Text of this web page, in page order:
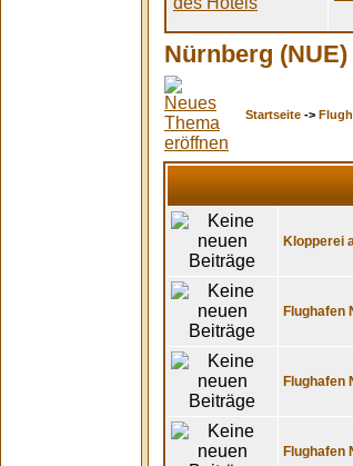
Nürnberg (NUE)
Startseite ->
Klopperei
Flughafen
Flughafen
Flughafen